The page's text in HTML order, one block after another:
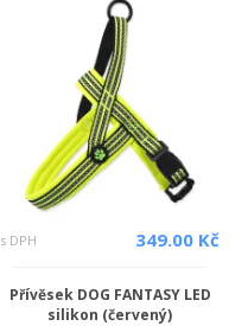
s DPH 349.00 Kč
Přívěsek DOG FANTASY LED
silikon (červený)